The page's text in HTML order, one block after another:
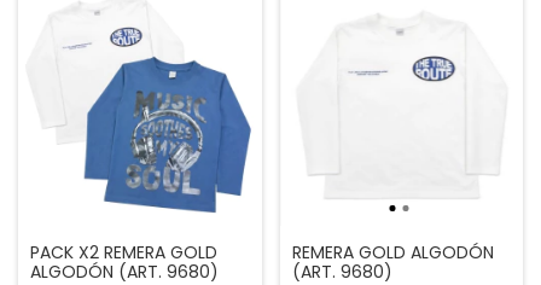
PACK X2 REMERA GOLD
ALGODÓN (ART. 9680)
REMERA GOLD ALGODÓN
(ART. 9680)